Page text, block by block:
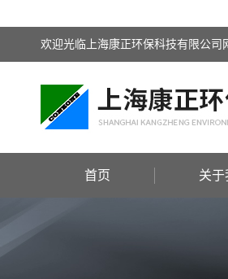
欢迎光临上海康正环保科技有限公司
首页 关于